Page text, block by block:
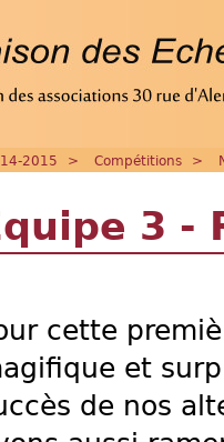
2015 > Compétitions >
3 -
cette
et
de nos